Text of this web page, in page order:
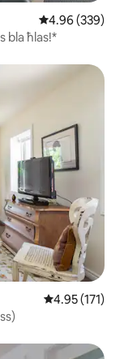
Rating medju
4.96 (339)
bla ħlas!*
Rating medju
4.95 (171)